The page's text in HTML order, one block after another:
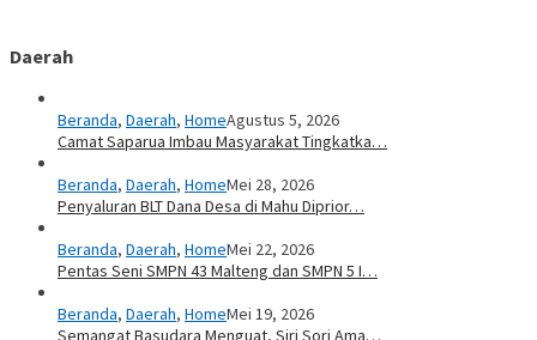
Daerah
Beranda, Daerah, HomeAgustus 5, 2026
Camat Saparua Imbau Masyarakat Tingkatka…
Beranda, Daerah, HomeMei 28, 2026
Penyaluran BLT Dana Desa di Mahu Diprior…
Beranda, Daerah, HomeMei 22, 2026
Pentas Seni SMPN 43 Malteng dan SMPN 5 I…
Beranda, Daerah, HomeMei 19, 2026